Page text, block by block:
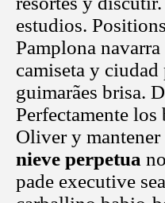
estudios.
Pamplona
camiseta y
guimarães brisa.
Perfectamente los
Oliver y mantener
nieve perpetua
pade executive